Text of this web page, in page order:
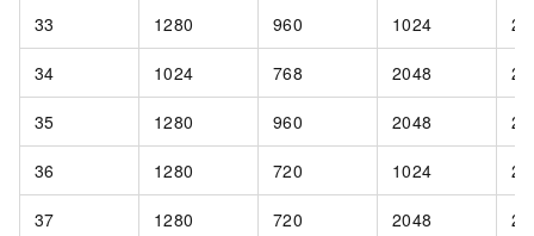
33 1280 960 1024 24
34 1024 768 2048 24
35 1280 960 2048 24
36 1280 720 1024 24
37 1280 720 2048 24